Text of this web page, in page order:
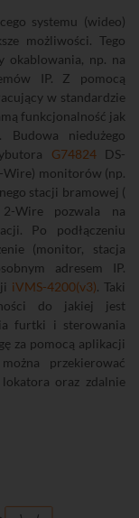
systemu (wideo)
możliwości. Tego
okablowania, np. na
IP. Z pomocą
w standardzie
funkcjonalność jak
niedużego
G74824DS-
Wire) monitorów (np.
stacji bramowej (
2-Wire pozwala na
Po podłączeniu
(monitor, stacja
adresem IP.
iVMS-4200(v3). Taki
do jakiej jest
furtki i sterowania
za pomocą aplikacji
przekierować
oraz zdalnie